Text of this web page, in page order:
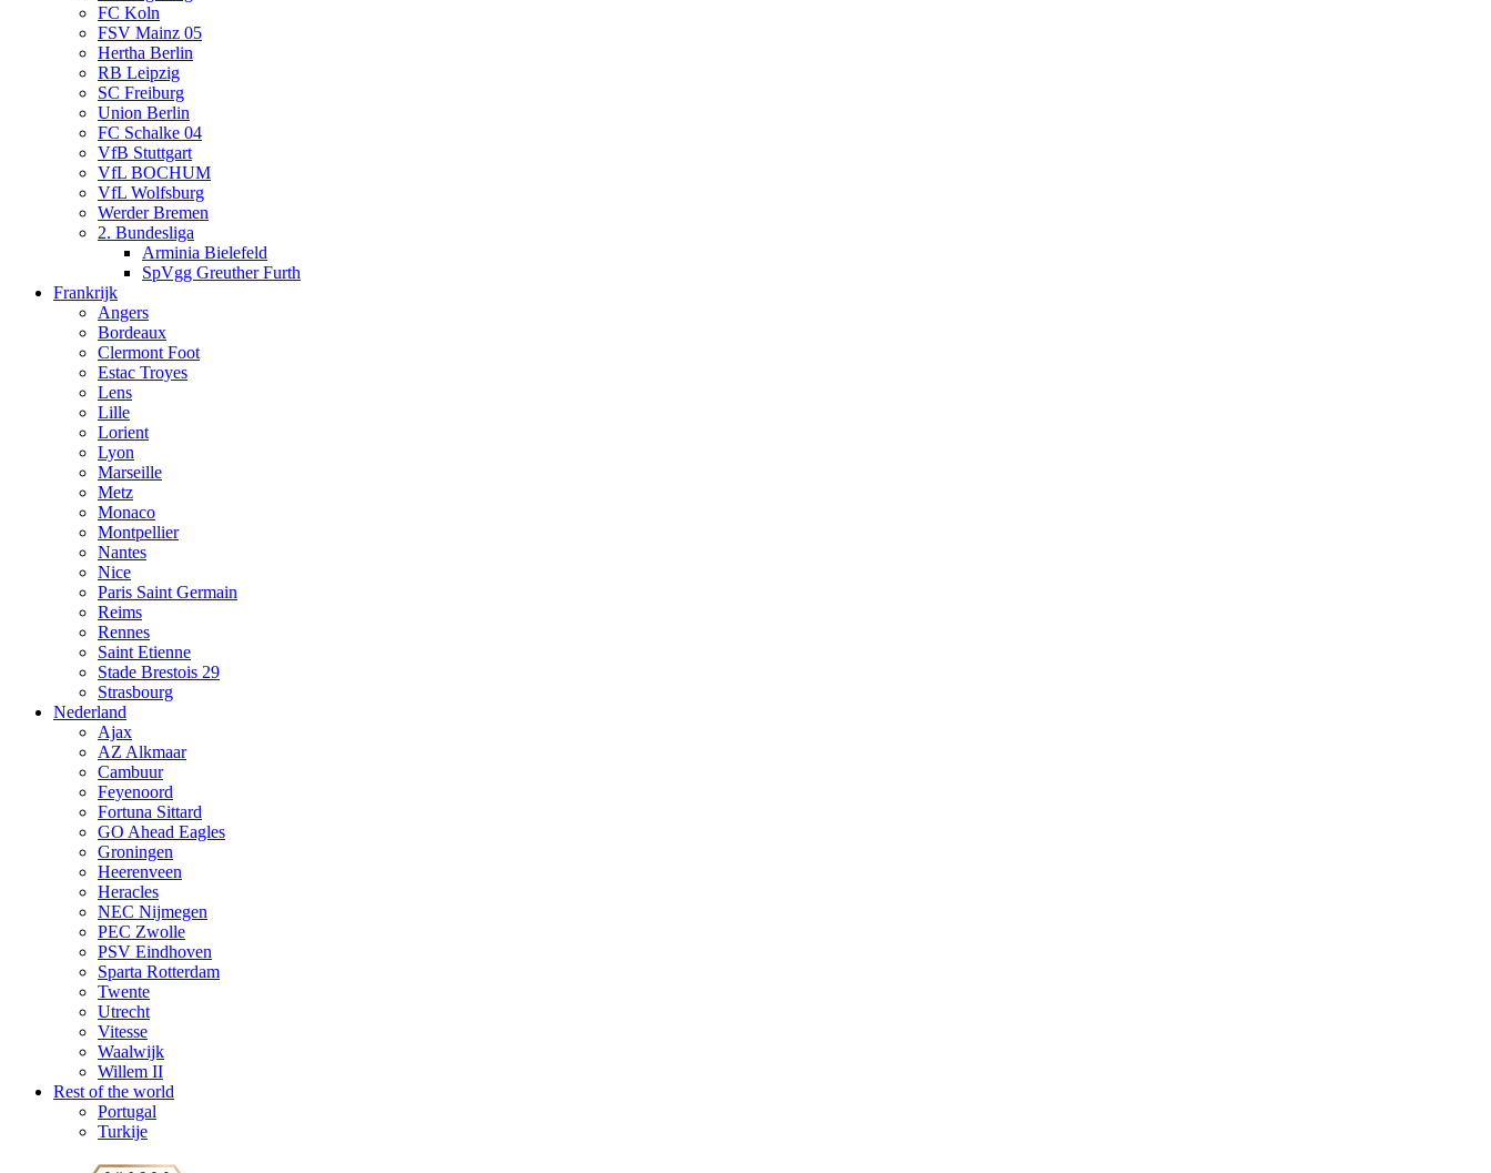
FC Koln
FSV Mainz 05
Hertha Berlin
RB Leipzig
SC Freiburg
Union Berlin
FC Schalke 04
VfB Stuttgart
VfL BOCHUM
VfL Wolfsburg
Werder Bremen
2. Bundesliga
Arminia Bielefeld
SpVgg Greuther Furth
Frankrijk
Angers
Bordeaux
Clermont Foot
Estac Troyes
Lens
Lille
Lorient
Lyon
Marseille
Metz
Monaco
Montpellier
Nantes
Nice
Paris Saint Germain
Reims
Rennes
Saint Etienne
Stade Brestois 29
Strasbourg
Nederland
Ajax
AZ Alkmaar
Cambuur
Feyenoord
Fortuna Sittard
GO Ahead Eagles
Groningen
Heerenveen
Heracles
NEC Nijmegen
PEC Zwolle
PSV Eindhoven
Sparta Rotterdam
Twente
Utrecht
Vitesse
Waalwijk
Willem II
Rest of the world
Portugal
Turkije